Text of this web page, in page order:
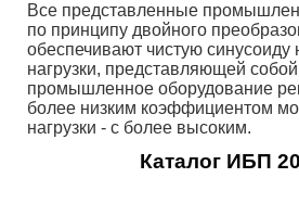
Все представленные
по принципу двойного
обеспечивают чистую
нагрузки, представляющей
промышленное оборудование
более низким коэффициентом
нагрузки - с более высоким.
Каталог ИБП